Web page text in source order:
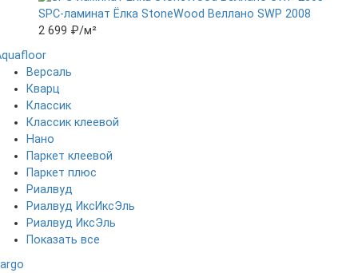
SPC-ламинат Ëлка StoneWood Веллано SWP 2008
2 699 ₽/м²
Версаль
Кварц
Классик
Классик клеевой
Нано
Паркет клеевой
Паркет плюс
Риалвуд
Риалвуд ИксИксЭль
Риалвуд ИксЭль
Показать все